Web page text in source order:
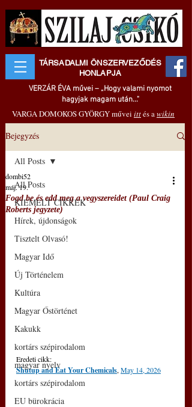
TÁRSADALMI ÖNSZERVEZŐDÉS
HONLAPJA
VERZÁR ÉVA művei – „Hogy valami nyomot
hagyjak magam után..."
VARGA DOMOKOS GYÖRGY művei ittés awikin
Bejegyzés
All Posts
KIEMELT CIKKEK
Hírek, újdonságok
Tisztelt Olvasó!
Magyar Idő
Új Történelem
Kultúra
Magyar Őstörténet
Kakukk
kortárs szépirodalom
magyar nyelv
kortárs szépirodalom
EU bürokrácia
All Posts
Fogd be és edd meg a vegyszereidet (Paul Craig
Roberts jegyzete)
dombi52
máj. 19.
Eredeti cikk:
Shutup and Eat Your Chemicals, May 14, 2026